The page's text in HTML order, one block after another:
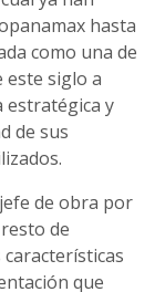
hasta
como una de
este siglo a
estratégica y
de sus
de obra por
de
que